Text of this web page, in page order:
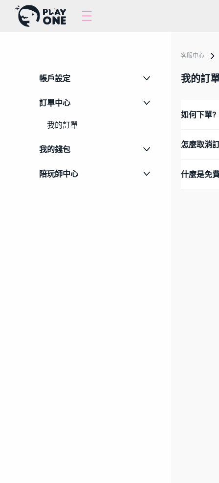
帳戶設定
訂單中心
我的訂單
我的錢包
陪玩師中心
客服中心
我的訂
如何下單?
怎麼取消
什麼是免